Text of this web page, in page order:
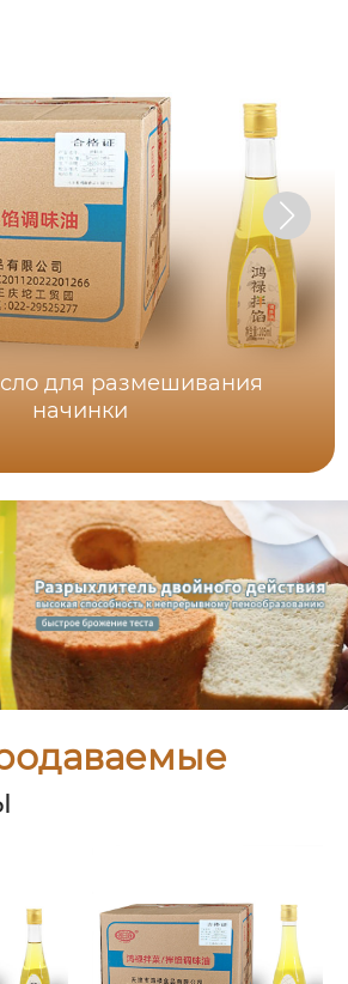
для размешивания
начинки